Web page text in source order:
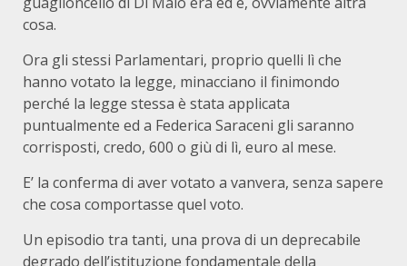
cosa.
Ora gli stessi Parlamentari, proprio quelli lì che
hanno votato la legge, minacciano il finimondo
perché la legge stessa è stata applicata
puntualmente ed a Federica Saraceni gli saranno
corrisposti, credo, 600 o giù di lì, euro al mese.
E’ la conferma di aver votato a vanvera, senza sapere
che cosa comportasse quel voto.
Un episodio tra tanti, una prova di un deprecabile
degrado dell’istituzione fondamentale della